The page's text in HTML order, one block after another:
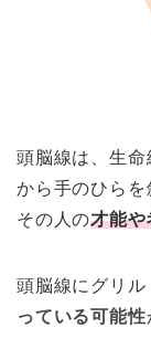
頭脳線は、生
から手のひらを
その人の才能や
頭脳線にグリル
っている可能性